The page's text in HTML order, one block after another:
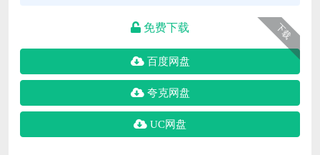
下载
免费下载
百度网盘
夸克网盘
UC网盘